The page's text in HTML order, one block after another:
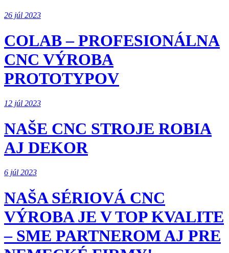
26 júl 2023
COLAB – PROFESIONÁLNA
CNC VÝROBA
PROTOTYPOV
12 júl 2023
NAŠE CNC STROJE ROBIA
AJ DEKOR
6 júl 2023
NAŠA SÉRIOVÁ CNC
VÝROBA JE V TOP KVALITE
– SME PARTNEROM AJ PRE